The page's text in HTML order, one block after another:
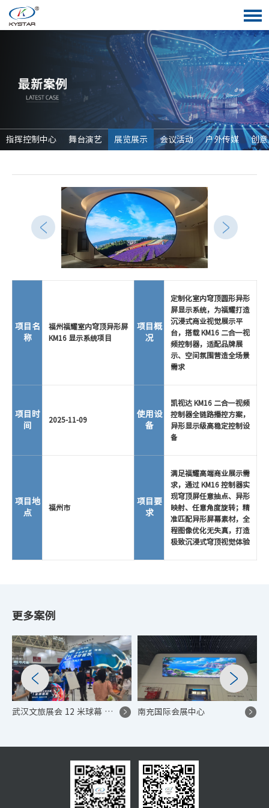
指挥控制中心 舞台演艺 展览展示 会议活动 户外传媒 创
项目名
称
福州福耀室内穹顶异形屏
KM16 显示系统项目
项目概
况
定制化室内穹顶圆形异形
屏显示系统，为福耀打造
沉浸式商业视觉展示平
台，搭载 KM16 二合一视
频控制器，适配品牌展
示、空间氛围营造全场景
需求
项目时
间
2025-11-09
使用设
备
凯视达 KM16 二合一视频
控制器全链路播控方案，
异形显示级高稳定控制设
备
项目地
点
福州市
项目要
求
满足福耀高端商业展示需
求，通过 KM16 控制器实
现穹顶屏任意抽点、异形
映射、任意角度旋转；精
准匹配异形屏幕素材，全
程图像优化无失真，打造
极致沉浸式穹顶视觉体验
更多案例
武汉文旅展会 12 米球幕 LED 显示项目 南充国际会展中心